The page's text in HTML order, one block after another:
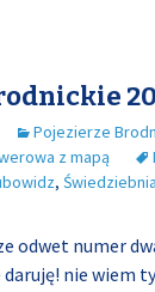
Pojezierze
z mapą
, Świedziebnia
odwet numer
nie wiem